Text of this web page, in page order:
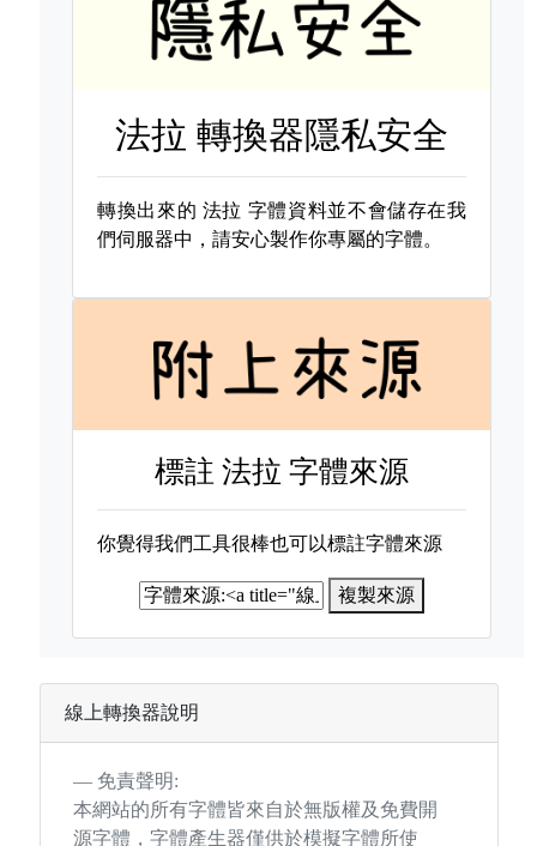
法拉 轉換器隱私安全
轉換出來的 法拉 字體資料並不會儲存在我
們伺服器中，請安心製作你專屬的字體。
標註法拉 字體來源
你覺得我們工具很棒也可以標註字體來源
複製來源
線上轉換器說明
免責聲明:
本網站的所有字體皆來自於無版權及免費開
源字體，字體產生器僅供於模擬字體所使